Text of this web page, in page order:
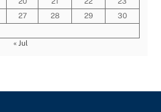
27 28 29
30
« Jul